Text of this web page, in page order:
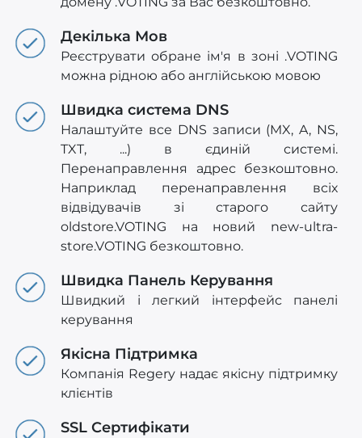
Декілька Мов
Реєструвати обране ім'я в зоні .VOTING
можна рідною або англійською мовою
Швидка система DNS
Налаштуйте все DNS записи (MX, A, NS,
TXT, ...) в єдиній системі.
Перенаправлення адрес безкоштовно.
Наприклад перенаправлення всіх
відвідувачів зі старого сайту
oldstore.VOTING на новий new-ultra-
store.VOTING безкоштовно.
Швидка Панель Керування
Швидкий і легкий інтерфейс панелі
керування
Якісна Підтримка
Компанія Regery надає якісну підтримку
клієнтів
SSL Сертифікати